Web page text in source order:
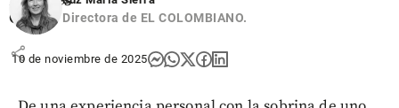
Cup
share
Directora de EL COLOMBIANO.
10 de noviembre de 2025